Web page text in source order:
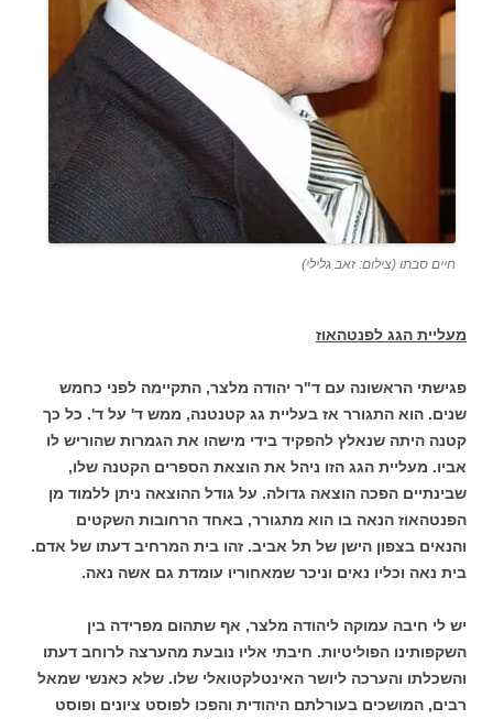
חיים סבתו (צילום: זאב גלילי)
מעליית הגג לפנטהאוז
פגישתי הראשונה עם ד"ר יהודה מלצר, התקיימה לפני כחמש
שנים. הוא התגורר אז בעליית גג קטנטנה, ממש ד' על ד'. כל כך
קטנה היתה שנאלץ להפקיד בידי מישהו את הגמרות שהוריש לו
אביו. מעליית הגג הזו ניהל את הוצאת הספרים הקטנה שלו,
שבינתיים הפכה הוצאה גדולה. על גודל ההוצאה ניתן ללמוד מן
הפנטהאוז הנאה בו הוא מתגורר, באחד הרחובות השקטים
והנאים בצפון הישן של תל אביב. זהו בית המרחיב דעתו של אדם.
בית נאה וכליו נאים וניכר שמאחוריו עומדת גם אשה נאה.
יש לי חיבה עמוקה ליהודה מלצר, אף שתהום מפרידה בין
השקפותינו הפוליטיות. חיבתי אליו נובעת מהערצה לרוחב דעתו
והשכלתו והערכה ליושר האינטלקטואלי שלו. שלא כאנשי שמאל
רבים, המושכים בעורלתם היהודית והפכו לפוסט ציונים ופוסט